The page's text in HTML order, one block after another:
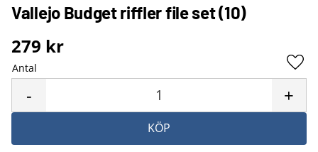
Vallejo Budget riffler file set (10)
279 kr
Antal
+
-
KÖP